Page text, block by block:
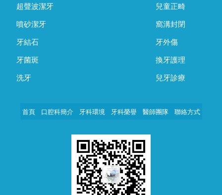
超聲波潔牙
噴砂潔牙
牙結石
牙菌斑
洗牙
兒童正畸
窩溝封閉
牙外傷
換牙護理
兒牙診療
首頁 口腔科簡介 牙科環境 牙科榮譽 醫師團隊 聯絡方式